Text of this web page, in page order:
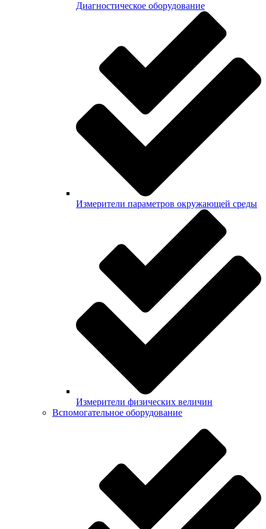
Диагностическое оборудование
Измерители параметров окружающей среды
Измерители физических величин
Вспомогательное оборудование